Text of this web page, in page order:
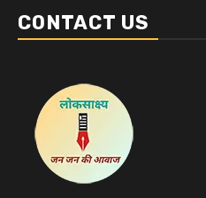
CONTACT US